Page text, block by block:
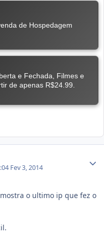
Fev 3, 2014
o ultimo ip que fez o